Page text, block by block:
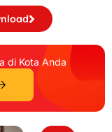
di Kota Anda